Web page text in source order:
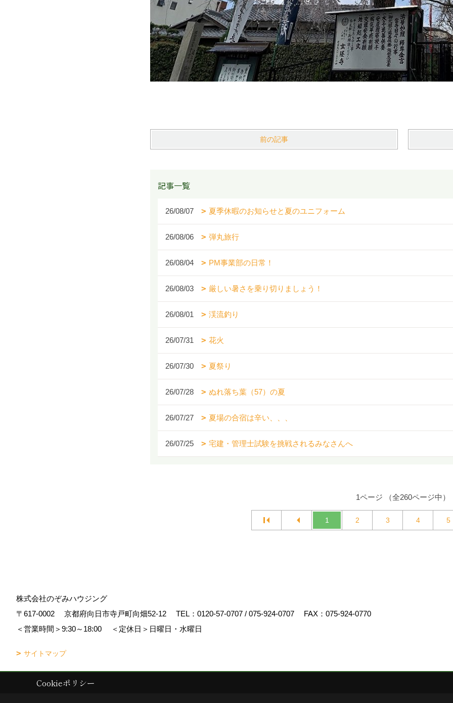
前の記事
記事一覧
26/08/07 夏季休暇のお知らせと夏のユニフォーム
26/08/06 弾丸旅行
26/08/04 PM事業部の日常！
26/08/03 厳しい暑さを乗り切りましょう！
26/08/01 渓流釣り
26/07/31 花火
26/07/30 夏祭り
26/07/28 ぬれ落ち葉（57）の夏
26/07/27 夏場の合宿は辛い、、、
26/07/25 宅建・管理士試験を挑戦されるみなさんへ
1ページ （全260ページ中）
1 2 3 4 5
株式会社のぞみハウジング
〒617-0002
京都府向日市寺戸町向畑52-12 TEL： 0120-57-0707 / 075-924-0707
FAX：075-924-0770
＜営業時間＞9:30～18:00
＜定休日＞日曜日・水曜日
サイトマップ
Copyright (c) Nozomi Housing. All Rights Reserved.
Cookieポリシー